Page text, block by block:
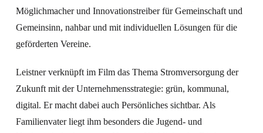
Möglichmacher und Innovationstreiber für Gemeinschaft und
Gemeinsinn, nahbar und mit individuellen Lösungen für die
geförderten Vereine.
Leistner verknüpft im Film das Thema Stromversorgung der
Zukunft mit der Unternehmensstrategie: grün, kommunal,
digital. Er macht dabei auch Persönliches sichtbar. Als
Familienvater liegt ihm besonders die Jugend- und